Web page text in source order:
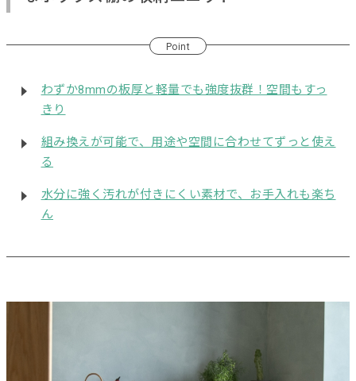
Point
わずか8mmの板厚と軽量でも強度抜群！空間もすっ
きり
組み換えが可能で、用途や空間に合わせてずっと使え
る
水分に強く汚れが付きにくい素材で、お手入れも楽ち
ん